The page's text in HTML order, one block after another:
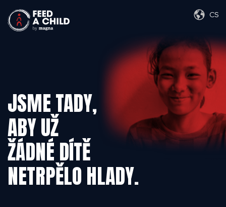
CS
JSME TADY,
ABY UŽ
ŽÁDNÉ DÍTĚ
NETRPĚLO HLADY.